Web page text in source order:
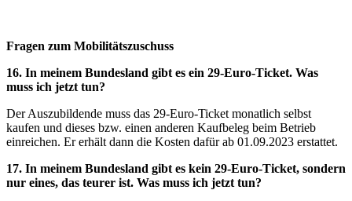
Fragen zum Mobilitätszuschuss
16. In meinem Bundesland gibt es ein 29-Euro-Ticket. Was
muss ich jetzt tun?
Der Auszubildende muss das 29-Euro-Ticket monatlich selbst
kaufen und dieses bzw. einen anderen Kaufbeleg beim Betrieb
einreichen. Er erhält dann die Kosten dafür ab 01.09.2023 erstattet.
17. In meinem Bundesland gibt es kein 29-Euro-Ticket, sondern
nur eines, das teurer ist. Was muss ich jetzt tun?